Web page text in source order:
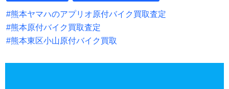
熊本ヤマハのアプリオ原付バイク買取査定
熊本原付バイク買取査定
熊本東区小山原付バイク買取